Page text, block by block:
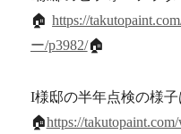
🏠https://
ー/p3982/🏠
I様邸の半年点検の様子
🏠https://